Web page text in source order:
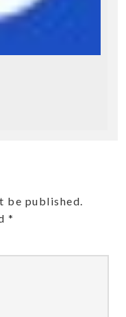
be published.
*